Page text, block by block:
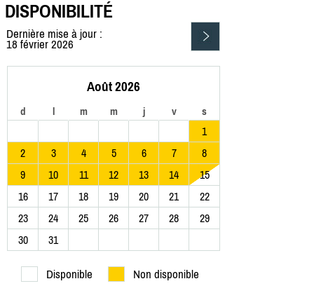
DISPONIBILITÉ
Dernière mise à jour :
18 février 2026
Août 2026
d l m m j v s
1
2
3 4 5 6 7
8
9
10 11 12 13 14
15
16
17 18 19 20 21
22
23
24 25 26 27 28
29
30
31
Disponible Non disponible